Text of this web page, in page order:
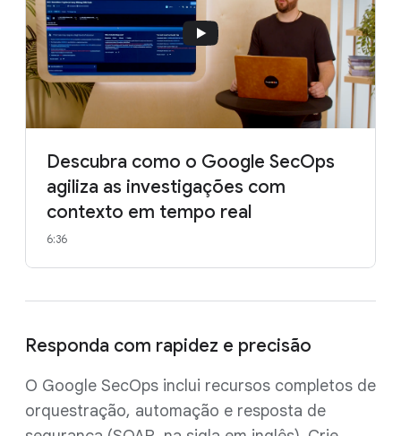
Descubra como o Google SecOps
agiliza as investigações com
contexto em tempo real
6:36
Responda com rapidez e precisão
O Google SecOps inclui recursos completos de
orquestração, automação e resposta de